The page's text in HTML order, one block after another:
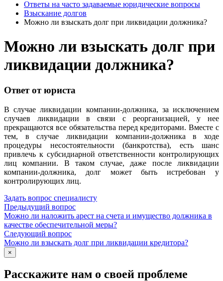
Ответы на часто задаваемые юридические вопросы
Взыскание долгов
Можно ли взыскать долг при ликвидации должника?
Можно ли взыскать долг при
ликвидации должника?
Ответ от юриста
В случае ликвидации компании-должника, за исключением
случаев ликвидации в связи с реорганизацией, у нее
прекращаются все обязательства перед кредиторами. Вместе с
тем, в случае ликвидации компании-должника в ходе
процедуры несостоятельности (банкротства), есть шанс
привлечь к субсидиарной ответственности контролирующих
лиц компании. В таком случае, даже после ликвидации
компании-должника, долг может быть истребован у
контролирующих лиц.
Задать вопрос специалисту
Предыдущий вопрос
Можно ли наложить арест на счета и имущество должника в
качестве обеспечительной меры?
Следующий вопрос
Можно ли взыскать долг при ликвидации кредитора?
×
Расскажите нам о своей проблеме